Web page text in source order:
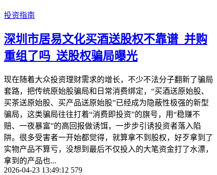
投资指南
深圳市居易文化买酒送股权不靠谱_并购
重组了吗_送股权骗局曝光
现在随着大众投资理财需求的增长，不少不法分子翻新了骗局
套路，把传统原始股骗局和日常消费绑定，“买酒送原始股、
买茶送原始股、买产品送原始股”已经成为隐蔽性极强的新型
骗局，这类骗局往往打着“消费即投资”的旗号，用“稳赚不
赔、一夜暴富”的高回报做诱饵，一步步引诱投资者落入陷
阱。很多受害者一开始都觉得，就算拿不到股权，好歹拿到了
实物产品不算亏，没想到最后不仅投入的大笔资金打了水漂，
拿到的产品也...
2026-04-23 13:49:12 579